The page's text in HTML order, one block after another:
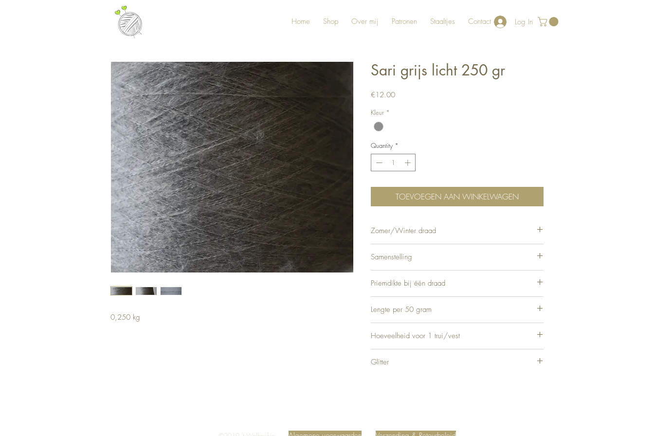
Home Shop Over mij Patronen Staaltjes Contact Log In
0,250 kg
Sari grijs licht 250 gr
€12.00Price
Kleur *
Quantity *
TOEVOEGEN AAN WINKELWAGEN
Zomer/Winter draad
Samenstelling
Priemdikte bij één draad
Lengte per 50 gram
Hoeveelheid voor 1 trui/vest
Glitter